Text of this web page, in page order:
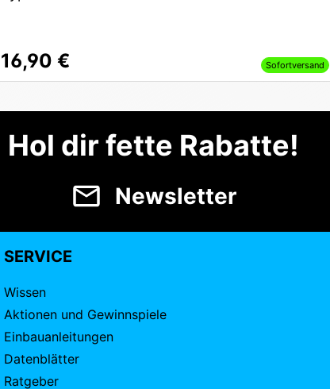
16,90 € Sofortversand
Hol dir fette Rabatte!
Newsletter
SERVICE
Wissen
Aktionen und Gewinnspiele
Einbauanleitungen
Datenblätter
Ratgeber